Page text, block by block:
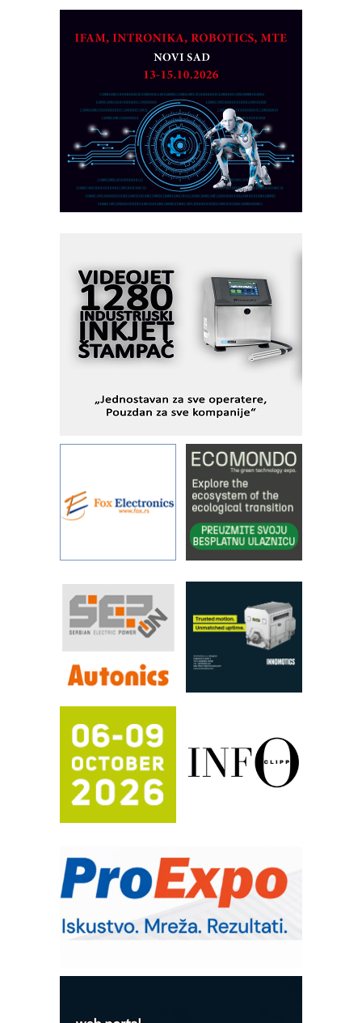
partner
CTO - Prilagodite svoju toplinsku
Razvoj asortimanskog pravca MINI-
PLC AKYTEC
AUKOM: Svetski standard metrologije
dostupan u Srbiji
MOTOMAN – NEXT-Robotika vođena
veštačkom inteligencijom
I.SAFE MOBILE revolucioniše
Fleksibilno stezanje i brzo
podešavanje u proizvodnji prototipova
KIP KOP – napredna rešenja za
savremene industrijske i logističke
objekte
Alba d.o.o. – 35 godina preciznosti u
IBeRTIM - oprema za ispitivanje
STAUFF – Komponente koje
povećavaju pouzdanost hidrauličkih
YAMADA pumpe – japanska
pouzdanost u transferu fluida
Filtration Group Industrial – Napredna
rešenja za filtraciju u hidrauličkim i
RILINEX kompanije Rittal
FANUC: Najbolje za vašu pametnu
automatizaciju
Efikasno upravljanje energijom
Automatizacija pakovanja · Display
Potpuna efikasnost bez složenih
sistema
Trajna oznaka kao dugoročna korist
Bezbednost na prvom mestu!
IB BLUMENAUER - više od 40 godina
poverenja u industriji
– Pametna signalizacija za efikasnije
upravljanje mašinama
Sigurnije ispitivanje transformatora u
solarnim elektranama i vetroparkovima
Pranje točkova na gradilištu- standard
Proizvodnja iC7 Hybrid 1500 VDC